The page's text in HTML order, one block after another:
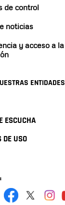
de control
noticias
y acceso a la
ENTIDADES
ESCUCHA
DE USO